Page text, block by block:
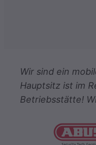
Wir sind ein
Hauptsitz ist im
Betriebsstätte!